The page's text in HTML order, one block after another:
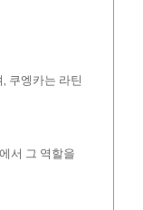
쿠엥카는 라틴
서 그 역할을